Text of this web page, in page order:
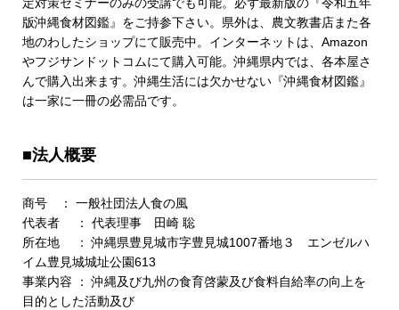
版沖縄食材図鑑』をご持参下さい。県外は、農文教書店また各
地のわしたショップにて販売中。インターネットは、Amazon
やフジサンドットコムにて購入可能。沖縄県内では、各本屋さ
んで購入出来ます。沖縄生活には欠かせない『沖縄食材図鑑』
は一家に一冊の必需品です。
■法人概要
商号 ： 一般社団法人食の風
代表者 ： 代表理事 田崎 聡
所在地 ： 沖縄県豊見城市字豊見城1007番地３ エンゼルハ
イム豊見城城址公園613
事業内容 ： 沖縄及び九州の食育啓蒙及び食料自給率の向上を
目的とした活動及び